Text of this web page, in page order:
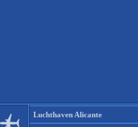
Luchthaven Alicante